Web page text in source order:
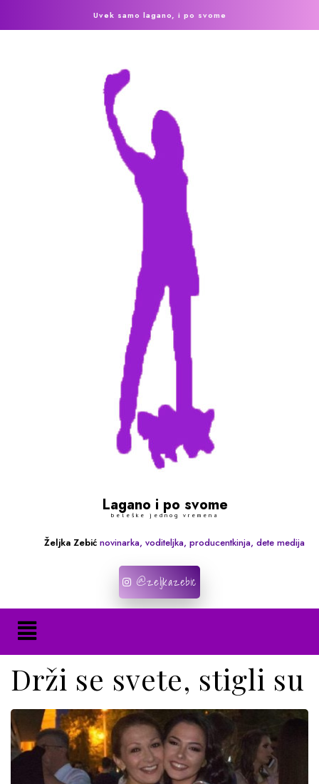
Uvek samo lagano, i po svome
Lagano i po svome
beleške jednog vremena
Željka Zebić novinarka, voditeljka, producentkinja, dete medija
@zeljkazebic
Drži se svete, stigli su